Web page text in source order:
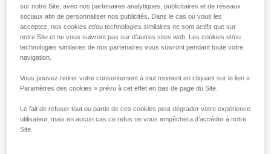
- Utilisez un mousqueton Am'D et une barrette
CAPTIV.
- Choisissez le type de verrouillage selon votre
utilisation.
sur notre Site, avec nos partenaires analytiques, publicitaires et de réseaux
sociaux afin de personnaliser nos publicités. Dans le cas où vous les
acceptez, nos cookies et/ou technologies similaires ne sont actifs que sur
notre Site et ne vous suivront pas sur d’autres sites web. Les cookies et/ou
technologies similaires de nos partenaires vous suivront pendant toute votre
navigation.
Vous pouvez retirer votre consentement à tout moment en cliquant sur le lien «
Paramètres des cookies » prévu à cet effet en bas de page du Site.
Le fait de refuser tout ou partie de ces cookies peut dégrader votre expérience
utilisateur, mais en aucun cas ce refus ne vous empêchera d’accéder à notre
Site.